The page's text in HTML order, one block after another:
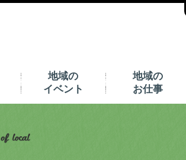
地域の
イベント
地域の
お仕事